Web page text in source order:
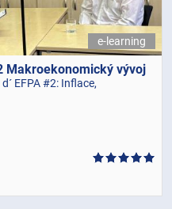
e-learning
Makroekonomický vývoj
EFPA #2: Inflace,